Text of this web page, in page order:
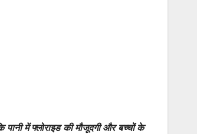
पानी में फ्लोराइड की मौजूदगी और बच्चों के